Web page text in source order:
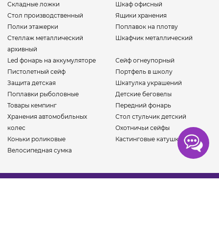
Складные ложки
Стол производственный
Полки этажерки
Стеллаж металлический
архивный
Шкаф офисный
Ящики хранения
Поплавок на плотву
Шкафчик металлический
Led фонарь на аккумуляторе
Пистолетный сейф
Защита детская
Поплавки рыболовные
Товары кемпинг
Хранения автомобильных
колес
Коньки роликовые
Велосипедная сумка
Сейф огнеупорный
Портфель в школу
Шкатулка украшений
Детские беговелы
Передний фонарь
Стол стульчик детский
Охотничьи сейфы
Кастинговые катушки